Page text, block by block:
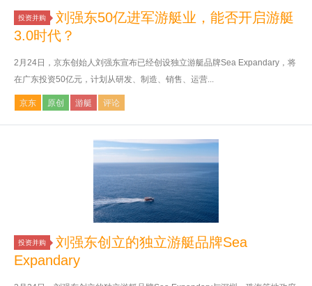
投资并购
刘强东50亿进军游艇业，能否开启游艇
3.0时代？
2月24日，京东创始人刘强东宣布已经创设独立游艇品牌Sea Expandary，将
在广东投资50亿元，计划从研发、制造、销售、运营...
京东 原创 游艇 评论
投资并购
刘强东创立的独立游艇品牌Sea
Expandary